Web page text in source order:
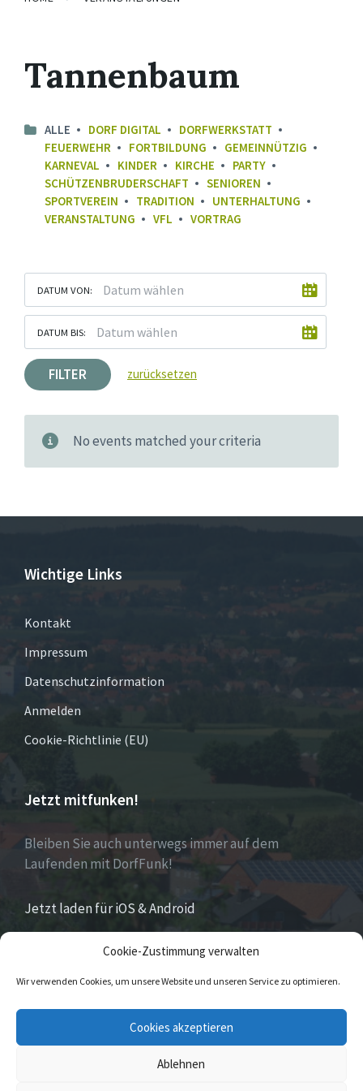
Cookie-Zustimmung verwalten
Wir verwenden Cookies, um unsere Website und unseren Service zu optimieren.
Cookies akzeptieren
Ablehnen
Tannenbaum
ALLE DORF DIGITAL
DORFWERKSTATT
FEUERWEHR
FORTBILDUNG
GEMEINNÜTZIG
KARNEVAL
KINDER KIRCHE
PARTY
SCHÜTZENBRUDERSCHAFT
SENIOREN
SPORTVEREIN
TRADITION
UNTERHALTUNG
VERANSTALTUNG
VFL VORTRAG
DATUM VON:
DATUM BIS:
FILTER zurücksetzen
No events matched your criteria
Wichtige Links
Kontakt
Impressum
Datenschutzinformation
Anmelden
Cookie-Richtlinie (EU)
Jetzt mitfunken!
Bleiben Sie auch unterwegs immer auf dem
Laufenden mit DorfFunk!
Jetzt laden für iOS & Android
Eversenist Stadtteil der Stadt Nieheim im Kreis
Höxter im östlichen Nordrhein-Westfalen.